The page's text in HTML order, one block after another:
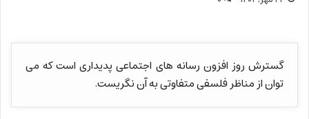
گسترش روز افزون رسانه های اجتماعی پدیداری است که می
توان از مناظر فلسفی متفاوتی به آن نگریست.